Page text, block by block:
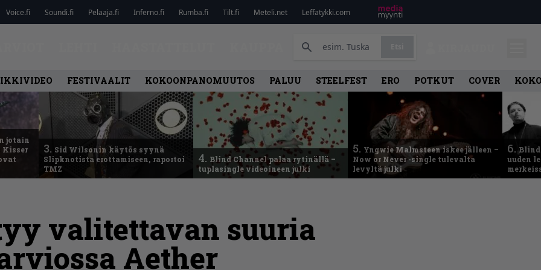
Voice.fi Soundi.fi Pelaaja.fi Inferno.fi Rumba.fi Tilt.fi Meteli.net Leffatykki.com
FESTIVAALIT KOKOONPANOMUUTOS PALUU STEELFEST ERO POTKUT COVER
jotain
Kisser
3. Sid Wilsonin käytös syynä
Slipknotista erottamiseen, raportoi
TMZ
4. Blind Channel palaa rytinällä –
tuplasingle videoineen julki
5. Yngwie Malmsteen iskee jälleen –
Now or Never -single tulevalta
levyltä julki
6.
uuden
valitettavan suuria
Aether